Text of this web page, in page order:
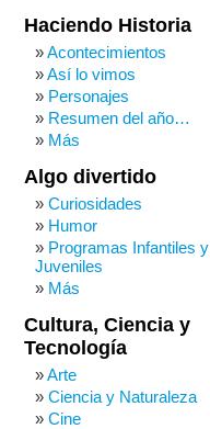
Haciendo Historia
Acontecimientos
Así lo vimos
Personajes
Resumen del año…
Más
Algo divertido
Curiosidades
Humor
Programas Infantiles y
Juveniles
Más
Cultura, Ciencia y
Tecnología
Arte
Ciencia y Naturaleza
Cine